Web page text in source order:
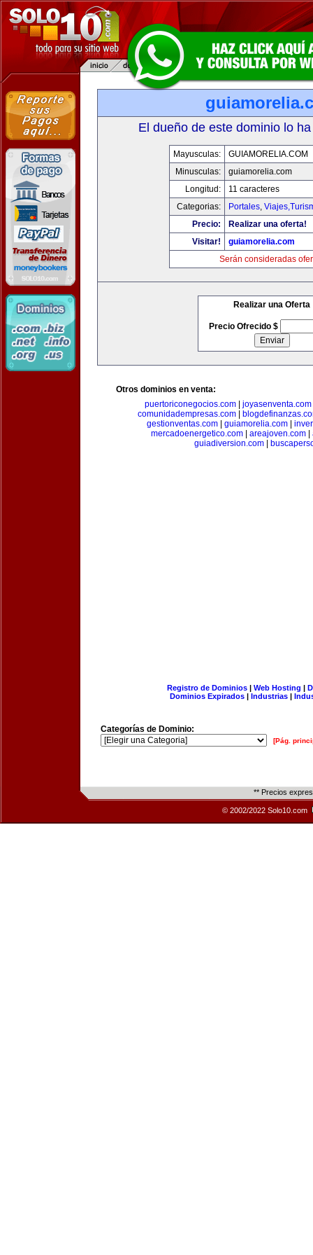
El dueño de este dominio lo
Mayusculas:
GUIAMORELIA.COM
Minusculas:
guiamorelia.com
Longitud:
11 caracteres
Categorias:
Portales,
Precio:
Realizar una oferta!
Visitar!
guiamorelia.com
Serán consideradas
Realizar una Oferta
Precio Ofrecido $
Otros dominios en venta:
puertoriconegocios.com
joyasenventa.com
comunidadempresas.com|
gestionventas.com| guiamorelia.com|
mercadoenergetico.com| areajoven.com|
guiadiversion.com
Registro de Dominios| Web Hosting |
Dominios Expirados | Industrias |
Categorías de Dominio:
[Pág.
** Precios
© 2002/2022 Solo10.com